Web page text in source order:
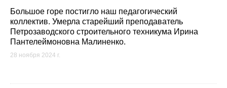
Большое горе постигло наш педагогический
коллектив. Умерла старейший преподаватель
Петрозаводского строительного техникума Ирина
Пантелеймоновна Малиненко.
28 ноября 2024 г.